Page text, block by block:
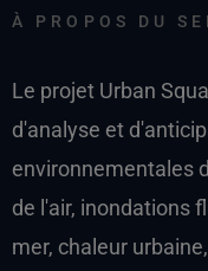
À PROPOS DU
Le projet Urban
d'analyse et
environnementales
de l'air, inondations
mer, chaleur